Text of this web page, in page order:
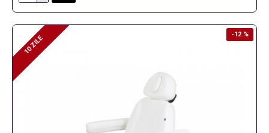
-12 %
10 ZILE
10 ZILE